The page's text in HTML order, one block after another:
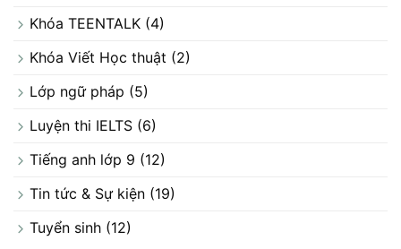
Khóa TEENTALK (4)
Khóa Viết Học thuật (2)
Lớp ngữ pháp (5)
Luyện thi IELTS (6)
Tiếng anh lớp 9 (12)
Tin tức & Sự kiện (19)
Tuyển sinh (12)